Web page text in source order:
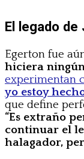
El legado
Egerton fue
hiciera
experimentan
yo estoy
que define
“Es extraño
continuar el
halagador,